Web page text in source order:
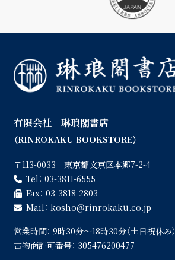
有限会社 琳琅閣書店
（RINROKAKU BOOKSTORE）
〒113-0033 東京都文京区本郷7-2-4
Tel： 03-3811-6555
Fax： 03-3818-2803
Mail： kosho
rinrokaku.co.jp
営業時間： 9時30分〜18時30分（土日祝休み）
古物商許可番号： 305476200477